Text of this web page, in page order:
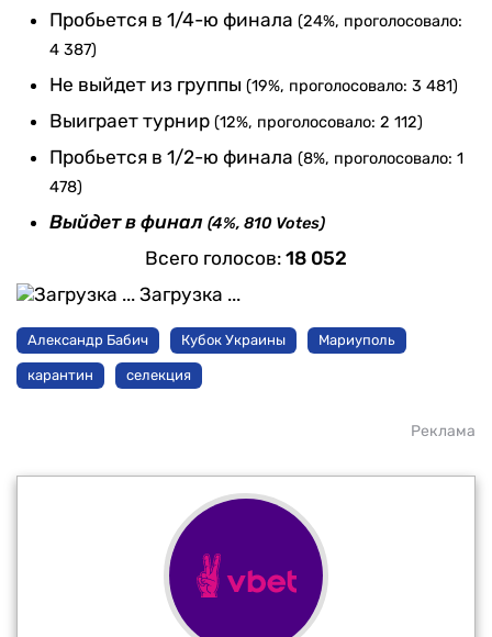
Пробьется в 1/4-ю финала (24%, проголосовало:
4 387)
Не выйдет из группы (19%, проголосовало: 3 481)
Выиграет турнир (12%, проголосовало: 2 112)
Пробьется в 1/2-ю финала (8%, проголосовало: 1
478)
Выйдет в финал (4%, 810 Votes)
Всего голосов: 18 052
Загрузка ...
Александр Бабич Кубок Украины Мариуполь
карантин селекция
Реклама